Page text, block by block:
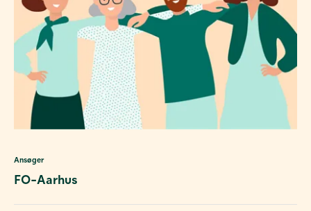
Ansøger
FO-Aarhus